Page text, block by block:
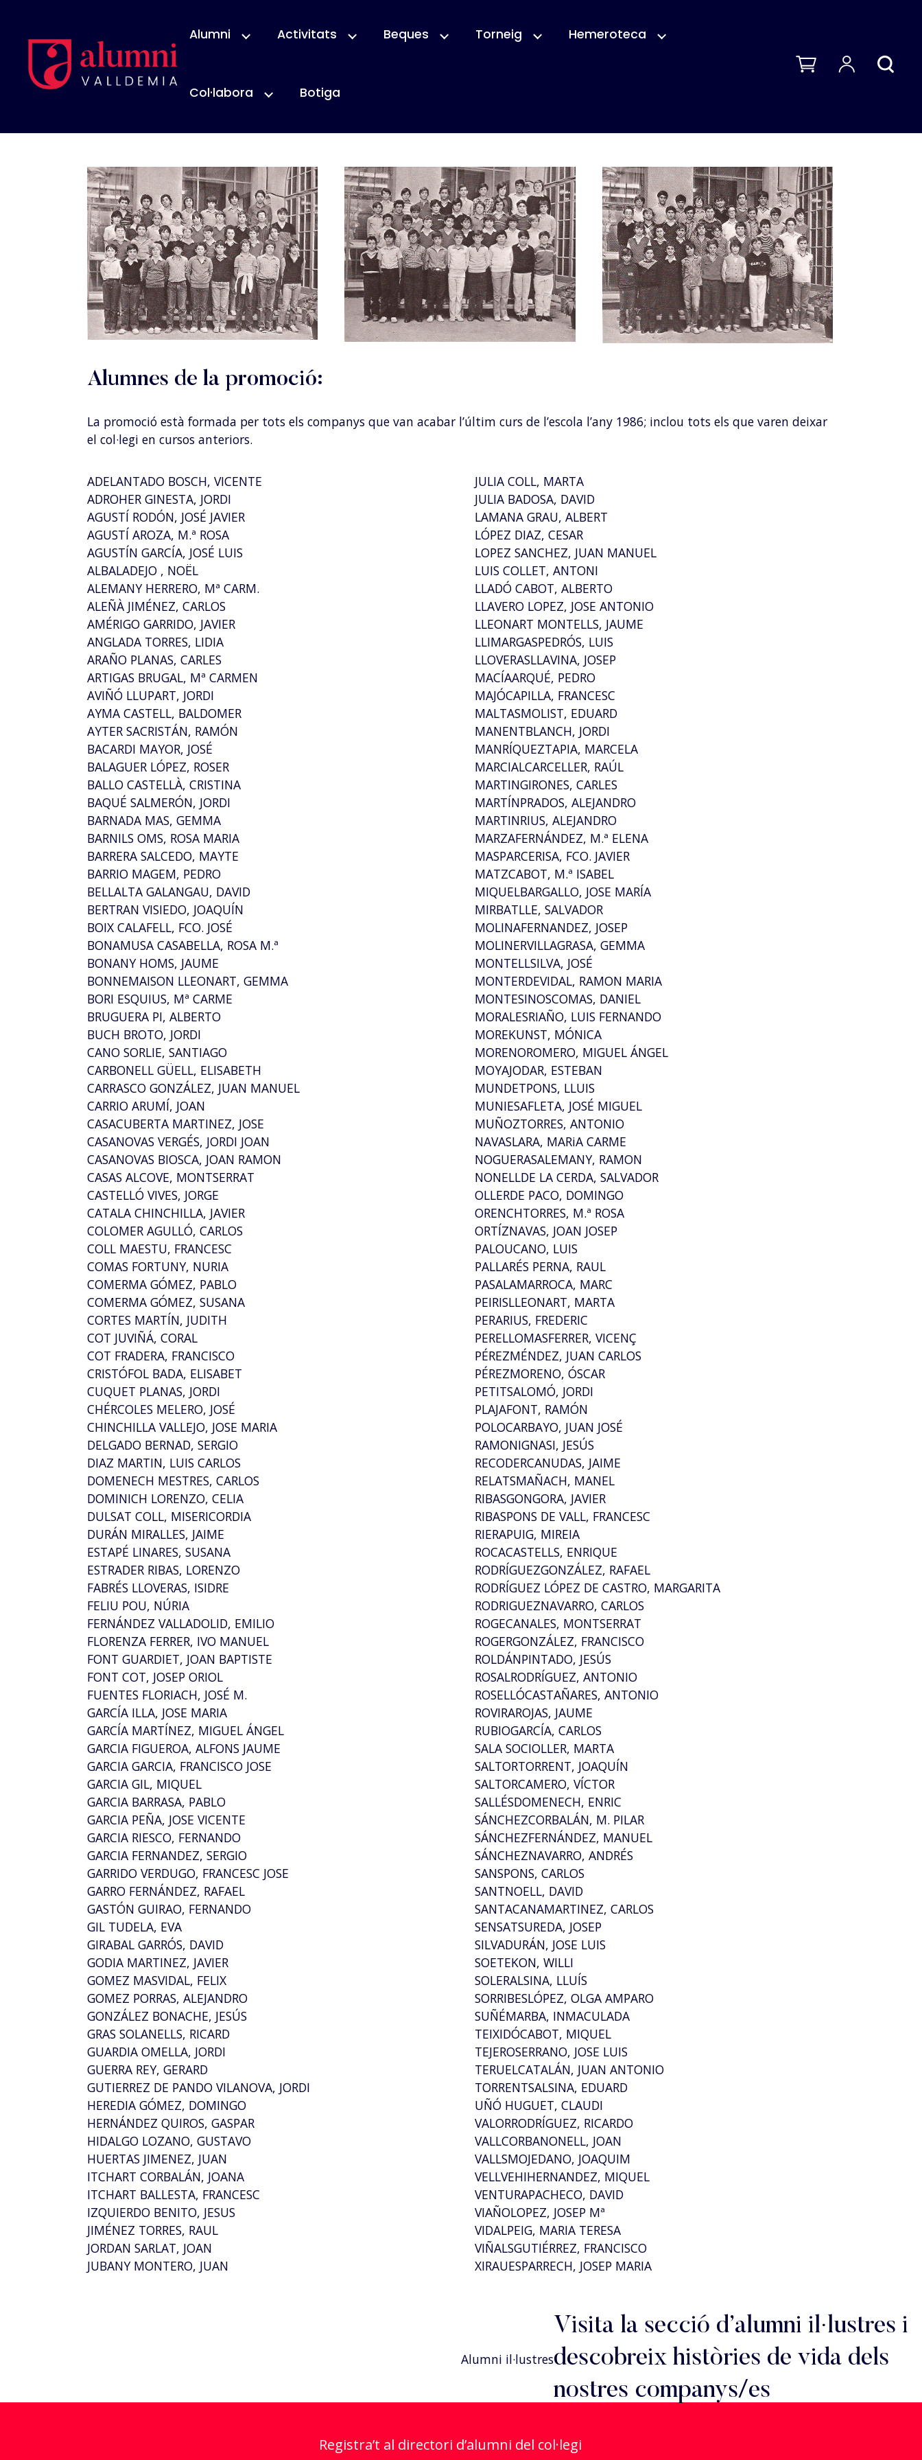
Alumni Activitats Beques Torneig Hemeroteca
Col·labora Botiga
Alumnes de la promoció:
La promoció està formada per tots els companys que van acabar l’últim curs de l’escola l’any 1986; inclou tots els que varen deixar
el col·legi en cursos anteriors.
ADELANTADO BOSCH, VICENTE
ADROHER GINESTA, JORDI
AGUSTÍ RODÓN, JOSÉ JAVIER
AGUSTÍ AROZA, M.ª ROSA
AGUSTÍN GARCÍA, JOSÉ LUIS
ALBALADEJO , NOËL
ALEMANY HERRERO, Mª CARM.
ALEÑÀ JIMÉNEZ, CARLOS
AMÉRIGO GARRIDO, JAVIER
ANGLADA TORRES, LIDIA
ARAÑO PLANAS, CARLES
ARTIGAS BRUGAL, Mª CARMEN
AVIÑÓ LLUPART, JORDI
AYMA CASTELL, BALDOMER
AYTER SACRISTÁN, RAMÓN
BACARDI MAYOR, JOSÉ
BALAGUER LÓPEZ, ROSER
BALLO CASTELLÀ, CRISTINA
BAQUÉ SALMERÓN, JORDI
BARNADA MAS, GEMMA
BARNILS OMS, ROSA MARIA
BARRERA SALCEDO, MAYTE
BARRIO MAGEM, PEDRO
BELLALTA GALANGAU, DAVID
BERTRAN VISIEDO, JOAQUÍN
BOIX CALAFELL, FCO. JOSÉ
BONAMUSA CASABELLA, ROSA M.ª
BONANY HOMS, JAUME
BONNEMAISON LLEONART, GEMMA
BORI ESQUIUS, Mª CARME
BRUGUERA PI, ALBERTO
BUCH BROTO, JORDI
CANO SORLIE, SANTIAGO
CARBONELL GÜELL, ELISABETH
CARRASCO GONZÁLEZ, JUAN MANUEL
CARRIO ARUMÍ, JOAN
CASACUBERTA MARTINEZ, JOSE
CASANOVAS VERGÉS, JORDI JOAN
CASANOVAS BIOSCA, JOAN RAMON
CASAS ALCOVE, MONTSERRAT
CASTELLÓ VIVES, JORGE
CATALA CHINCHILLA, JAVIER
COLOMER AGULLÓ, CARLOS
COLL MAESTU, FRANCESC
COMAS FORTUNY, NURIA
COMERMA GÓMEZ, PABLO
COMERMA GÓMEZ, SUSANA
CORTES MARTÍN, JUDITH
COT JUVIÑÁ, CORAL
COT FRADERA, FRANCISCO
CRISTÓFOL BADA, ELISABET
CUQUET PLANAS, JORDI
CHÉRCOLES MELERO, JOSÉ
CHINCHILLA VALLEJO, JOSE MARIA
DELGADO BERNAD, SERGIO
DIAZ MARTIN, LUIS CARLOS
DOMENECH MESTRES, CARLOS
DOMINICH LORENZO, CELIA
DULSAT COLL, MISERICORDIA
DURÁN MIRALLES, JAIME
ESTAPÉ LINARES, SUSANA
ESTRADER RIBAS, LORENZO
FABRÉS LLOVERAS, ISIDRE
FELIU POU, NÚRIA
FERNÁNDEZ VALLADOLID, EMILIO
FLORENZA FERRER, IVO MANUEL
FONT GUARDIET, JOAN BAPTISTE
FONT COT, JOSEP ORIOL
FUENTES FLORIACH, JOSÉ M.
GARCÍA ILLA, JOSE MARIA
GARCÍA MARTÍNEZ, MIGUEL ÁNGEL
GARCIA FIGUEROA, ALFONS JAUME
GARCIA GARCIA, FRANCISCO JOSE
GARCIA GIL, MIQUEL
GARCIA BARRASA, PABLO
GARCIA PEÑA, JOSE VICENTE
GARCIA RIESCO, FERNANDO
GARCIA FERNANDEZ, SERGIO
GARRIDO VERDUGO, FRANCESC JOSE
GARRO FERNÁNDEZ, RAFAEL
GASTÓN GUIRAO, FERNANDO
GIL TUDELA, EVA
GIRABAL GARRÓS, DAVID
GODIA MARTINEZ, JAVIER
GOMEZ MASVIDAL, FELIX
GOMEZ PORRAS, ALEJANDRO
GONZÁLEZ BONACHE, JESÚS
GRAS SOLANELLS, RICARD
GUARDIA OMELLA, JORDI
GUERRA REY, GERARD
GUTIERREZ DE PANDO VILANOVA, JORDI
HEREDIA GÓMEZ, DOMINGO
HERNÁNDEZ QUIROS, GASPAR
HIDALGO LOZANO, GUSTAVO
HUERTAS JIMENEZ, JUAN
ITCHART CORBALÁN, JOANA
ITCHART BALLESTA, FRANCESC
IZQUIERDO BENITO, JESUS
JIMÉNEZ TORRES, RAUL
JORDAN SARLAT, JOAN
JUBANY MONTERO, JUAN
JULIA COLL, MARTA
JULIA BADOSA, DAVID
LAMANA GRAU, ALBERT
LÓPEZ DIAZ, CESAR
LOPEZ SANCHEZ, JUAN MANUEL
LUIS COLLET, ANTONI
LLADÓ CABOT, ALBERTO
LLAVERO LOPEZ, JOSE ANTONIO
LLEONART MONTELLS, JAUME
LLIMARGASPEDRÓS, LUIS
LLOVERASLLAVINA, JOSEP
MACÍAARQUÉ, PEDRO
MAJÓCAPILLA, FRANCESC
MALTASMOLIST, EDUARD
MANENTBLANCH, JORDI
MANRÍQUEZTAPIA, MARCELA
MARCIALCARCELLER, RAÚL
MARTINGIRONES, CARLES
MARTÍNPRADOS, ALEJANDRO
MARTINRIUS, ALEJANDRO
MARZAFERNÁNDEZ, M.ª ELENA
MASPARCERISA, FCO. JAVIER
MATZCABOT, M.ª ISABEL
MIQUELBARGALLO, JOSE MARÍA
MIRBATLLE, SALVADOR
MOLINAFERNANDEZ, JOSEP
MOLINERVILLAGRASA, GEMMA
MONTELLSILVA, JOSÉ
MONTERDEVIDAL, RAMON MARIA
MONTESINOSCOMAS, DANIEL
MORALESRIAÑO, LUIS FERNANDO
MOREKUNST, MÓNICA
MORENOROMERO, MIGUEL ÁNGEL
MOYAJODAR, ESTEBAN
MUNDETPONS, LLUIS
MUNIESAFLETA, JOSÉ MIGUEL
MUÑOZTORRES, ANTONIO
NAVASLARA, MARiA CARME
NOGUERASALEMANY, RAMON
NONELLDE LA CERDA, SALVADOR
OLLERDE PACO, DOMINGO
ORENCHTORRES, M.ª ROSA
ORTÍZNAVAS, JOAN JOSEP
PALOUCANO, LUIS
PALLARÉS PERNA, RAUL
PASALAMARROCA, MARC
PEIRISLLEONART, MARTA
PERARIUS, FREDERIC
PERELLOMASFERRER, VICENÇ
PÉREZMÉNDEZ, JUAN CARLOS
PÉREZMORENO, ÓSCAR
PETITSALOMÓ, JORDI
PLAJAFONT, RAMÓN
POLOCARBAYO, JUAN JOSÉ
RAMONIGNASI, JESÚS
RECODERCANUDAS, JAIME
RELATSMAÑACH, MANEL
RIBASGONGORA, JAVIER
RIBASPONS DE VALL, FRANCESC
RIERAPUIG, MIREIA
ROCACASTELLS, ENRIQUE
RODRÍGUEZGONZÁLEZ, RAFAEL
RODRÍGUEZ LÓPEZ DE CASTRO, MARGARITA
RODRIGUEZNAVARRO, CARLOS
ROGECANALES, MONTSERRAT
ROGERGONZÁLEZ, FRANCISCO
ROLDÁNPINTADO, JESÚS
ROSALRODRÍGUEZ, ANTONIO
ROSELLÓCASTAÑARES, ANTONIO
ROVIRAROJAS, JAUME
RUBIOGARCÍA, CARLOS
SALA SOCIOLLER, MARTA
SALTORTORRENT, JOAQUÍN
SALTORCAMERO, VÍCTOR
SALLÉSDOMENECH, ENRIC
SÁNCHEZCORBALÁN, M. PILAR
SÁNCHEZFERNÁNDEZ, MANUEL
SÁNCHEZNAVARRO, ANDRÉS
SANSPONS, CARLOS
SANTNOELL, DAVID
SANTACANAMARTINEZ, CARLOS
SENSATSUREDA, JOSEP
SILVADURÁN, JOSE LUIS
SOETEKON, WILLI
SOLERALSINA, LLUÍS
SORRIBESLÓPEZ, OLGA AMPARO
SUÑÉMARBA, INMACULADA
TEIXIDÓCABOT, MIQUEL
TEJEROSERRANO, JOSE LUIS
TERUELCATALÁN, JUAN ANTONIO
TORRENTSALSINA, EDUARD
UÑÓ HUGUET, CLAUDI
VALORRODRÍGUEZ, RICARDO
VALLCORBANONELL, JOAN
VALLSMOJEDANO, JOAQUIM
VELLVEHIHERNANDEZ, MIQUEL
VENTURAPACHECO, DAVID
VIAÑOLOPEZ, JOSEP Mª
VIDALPEIG, MARIA TERESA
VIÑALSGUTIÉRREZ, FRANCISCO
XIRAUESPARRECH, JOSEP MARIA
Alumni il·lustres
Visita la secció d’alumni il·lustres i
descobreix històries de vida dels
nostres companys/es
Registra’t al directori d’alumni del col·legi